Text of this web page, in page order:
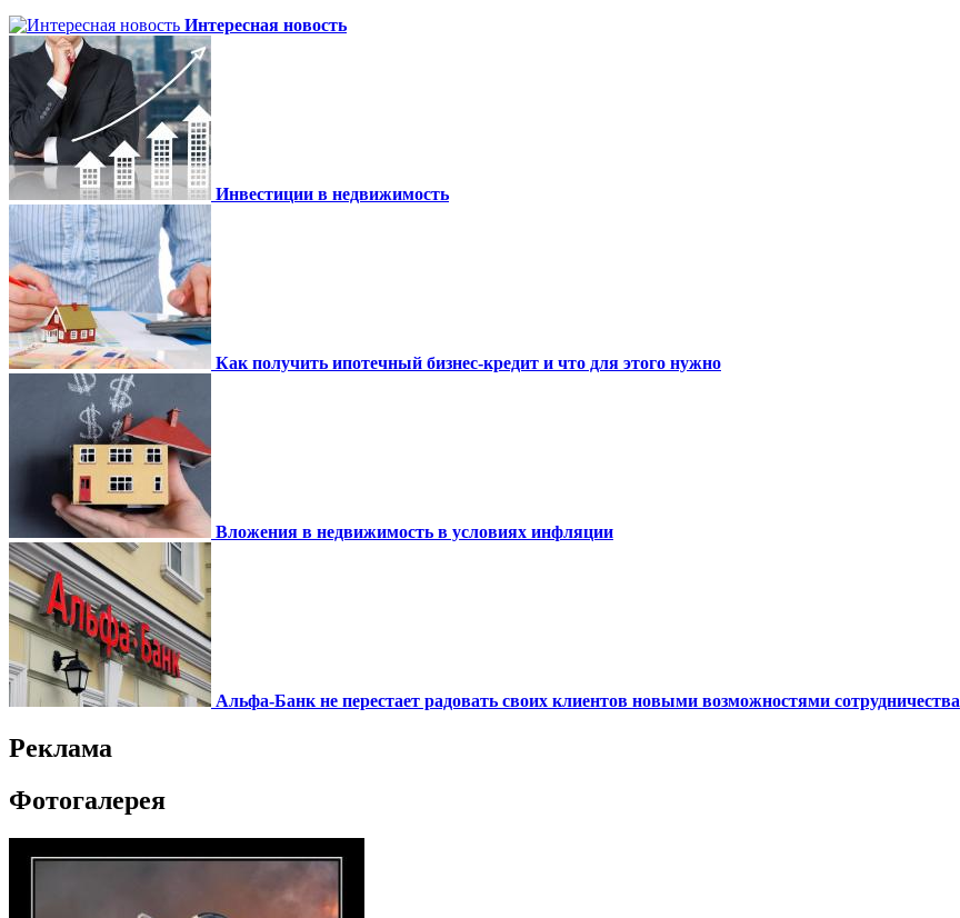
Интересная новость
Инвестиции в недвижимость
Как получить ипотечный бизнес-кредит и что для этого нужно
Вложения в недвижимость в условиях инфляции
Альфа-Банк не перестает радовать своих клиентов новыми возможностями сотрудничества
Реклама
Фотогалерея